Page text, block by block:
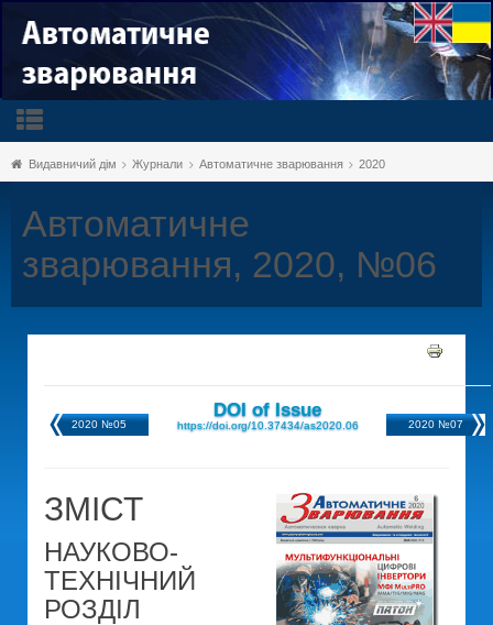
Видавничий дім Журнали Автоматичне зварювання 2020
Автоматичне
зварювання, 2020, №06
2020 №05
DOI of Issue
https://doi.org/10.37434/as2020.06 2020 №07
ЗМІСТ
НАУКОВО-
ТЕХНІЧНИЙ
РОЗДІЛ